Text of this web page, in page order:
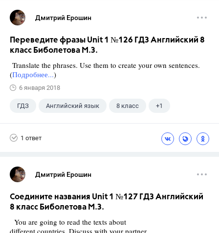
Дмитрий Ерошин
Переведите фразы Unit 1 №126 ГДЗ Английский 8
класс Биболетова М.З.
Translate the phrases. Use them to create your own sentences.
(Подробнее...)
6 января 2018
ГДЗ Английский язык 8 класс +1
1 ответ
Дмитрий Ерошин
Соедините названия Unit 1 №127 ГДЗ Английский
8 класс Биболетова М.З.
You are going to read the texts about
different countries. Discuss with your partner